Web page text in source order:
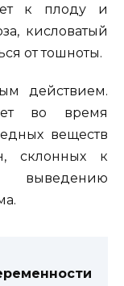
к плоду и
кисловатый
от тошноты.
действием.
во время
веществ
склонных к
выведению